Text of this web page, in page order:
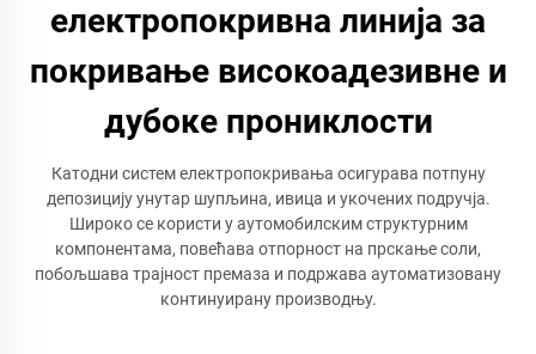
електропокривна линија за
покривање високоадезивне и
дубоке прониклости
Катодни систем електропокривања осигурава потпуну
депозицију унутар шупљина, ивица и укочених подручја.
Широко се користи у аутомобилским структурним
компонентама, повећава отпорност на прскање соли,
побољшава трајност премаза и подржава аутоматизовану
континуирану производњу.